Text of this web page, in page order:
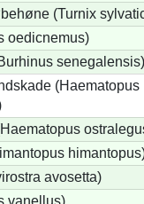
(Turnix
oedicnemus)
senegalensis)
(Haematopus
avosetta)
vanellus)